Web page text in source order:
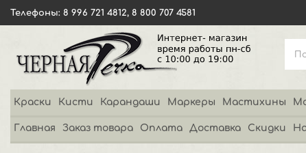
Телефоны: 8 996 721 4812, 8 800 707 4581
Краски Кисти Карандаши Маркеры Мастихины
Главная Заказ товара Оплата Доставка Скидки